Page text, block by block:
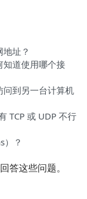
址？
知道使用哪个接
到另一台计算机
TCP 或 UDP 不行
？
答这些问题。